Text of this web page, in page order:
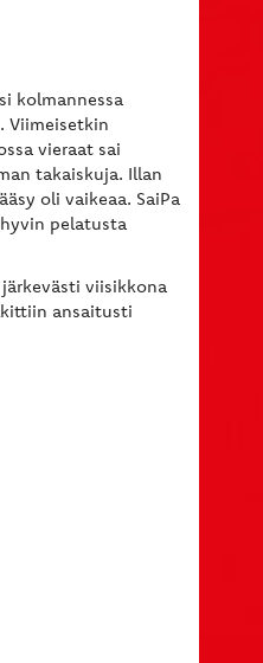
kolmannessa
Viimeisetkin
vieraat sai
takaiskuja. Illan
oli vaikeaa. SaiPa
pelatusta
viisikkona
ansaitusti